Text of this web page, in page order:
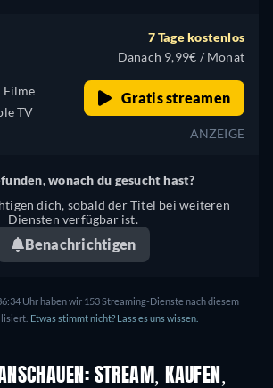
Filme
TV
7 Tage kostenlos
Danach 9,99€ / Monat
Gratis streamen
ANZEIGE
wonach du gesucht hast?
dich, sobald der Titel bei weiteren
Diensten verfügbar ist.
Benachrichtigen
Uhr haben wir 153 Streaming-Dienste nach diesem
Etwas stimmt nicht? Lass es uns wissen.
STREAM, KAUFEN,